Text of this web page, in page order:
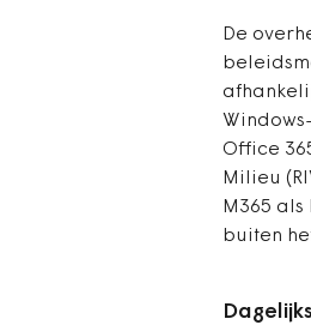
De
Office
Milieu
M365
buiten